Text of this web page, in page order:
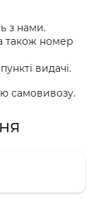
з нами.
а також номер
видачі.
самовивозу.